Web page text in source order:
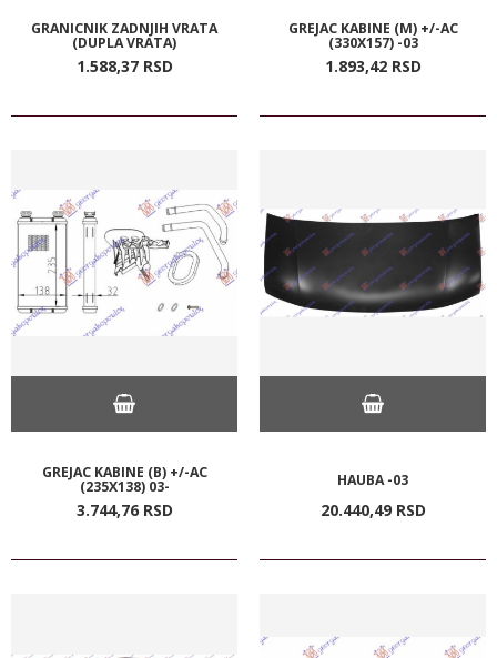
GRANICNIK ZADNJIH VRATA
(DUPLA VRATA)
1.588,37 RSD
GREJAC KABINE (M) +/-AC
(330X157) -03
1.893,42 RSD
GREJAC KABINE (B) +/-AC
(235X138) 03-
3.744,76 RSD
HAUBA -03
20.440,49 RSD